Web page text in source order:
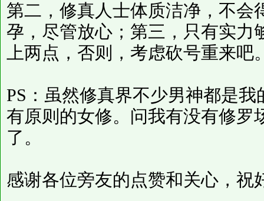
第二，修真人士体质洁净，不会
孕，尽管放心；第三，只有实力
上两点，否则，考虑砍号重来吧
PS：虽然修真界不少男神都是
有原则的女修。问我有没有修罗
了。
感谢各位旁友的点赞和关心，祝